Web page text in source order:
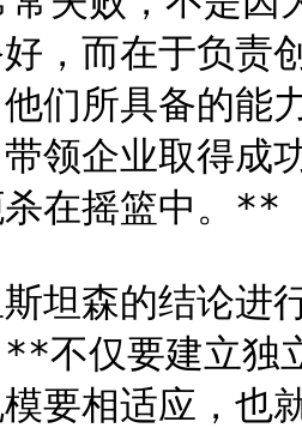
，而在于负责
们所具备的能
领企业取得成
在摇篮中。**
坦森的结论进
不仅要建立独
要相适应，也